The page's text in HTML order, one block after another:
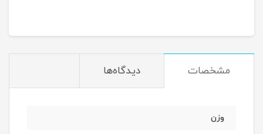
مشخصات دیدگاه‌ها
وزن